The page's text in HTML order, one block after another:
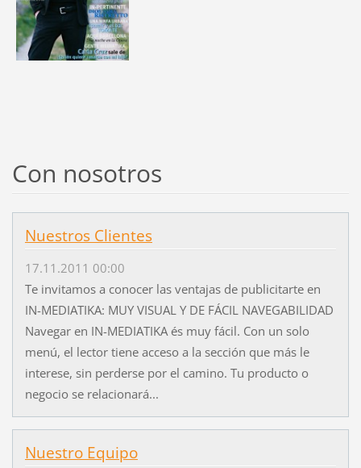
Con nosotros
Nuestros Clientes
17.11.2011 00:00
Te invitamos a conocer las ventajas de publicitarte en
IN-MEDIATIKA: MUY VISUAL Y DE FÁCIL NAVEGABILIDAD
Navegar en IN-MEDIATIKA és muy fácil. Con un solo
menú, el lector tiene acceso a la sección que más le
interese, sin perderse por el camino. Tu producto o
negocio se relacionará...
Nuestro Equipo